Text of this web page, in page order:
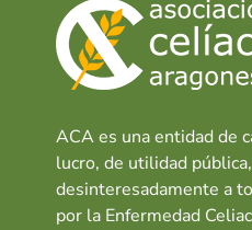
ACA es una entidad de
lucro, de utilidad
desinteresadamente a
por la Enfermedad